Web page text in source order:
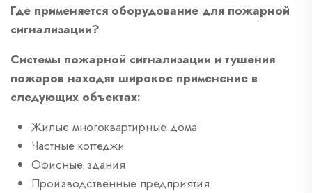
Где применяется оборудование для пожарной
сигнализации?
Системы пожарной сигнализации и тушения
пожаров находят широкое применение в
следующих объектах:
Жилые многоквартирные дома
Частные коттеджи
Офисные здания
Производственные предприятия